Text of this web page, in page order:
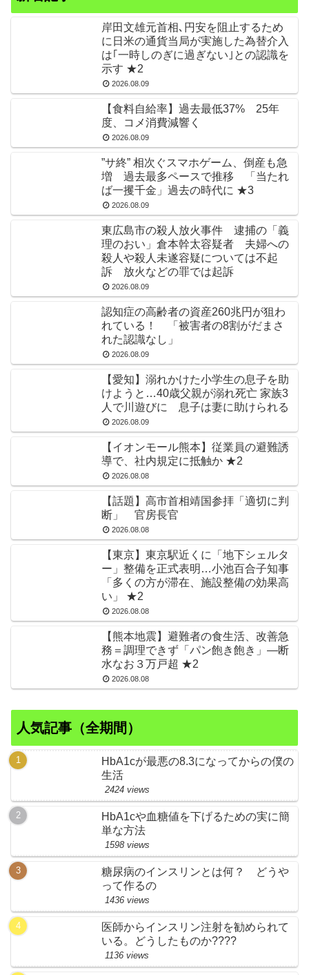
岸田文雄元首相､円安を阻止するため
に日米の通貨当局が実施した為替介入
は｢一時しのぎに過ぎない｣との認識を
示す ★2
2026.08.09
【食料自給率】過去最低37% 25年
度、コメ消費減響く
2026.08.09
”サ終” 相次ぐスマホゲーム、倒産も急
増 過去最多ペースで推移 「当たれ
ば一攫千金」過去の時代に ★3
2026.08.09
東広島市の殺人放火事件 逮捕の「義
理のおい」倉本幹太容疑者 夫婦への
殺人や殺人未遂容疑については不起
訴 放火などの罪では起訴
2026.08.09
認知症の高齢者の資産260兆円が狙わ
れている！ 「被害者の8割がだまさ
れた認識なし」
2026.08.09
【愛知】溺れかけた小学生の息子を助
けようと…40歳父親が溺れ死亡 家族3
人で川遊びに 息子は妻に助けられる
2026.08.09
【イオンモール熊本】従業員の避難誘
導で、社内規定に抵触か ★2
2026.08.08
【話題】高市首相靖国参拝「適切に判
断」 官房長官
2026.08.08
【東京】東京駅近くに「地下シェルタ
ー」整備を正式表明…小池百合子知事
「多くの方が滞在、施設整備の効果高
い」 ★2
2026.08.08
【熊本地震】避難者の食生活、改善急
務＝調理できず「パン飽き飽き」―断
水なお３万戸超 ★2
2026.08.08
人気記事（全期間）
HbA1cが最悪の8.3になってからの僕の
生活
2424 views
HbA1cや血糖値を下げるための実に簡
単な方法
1598 views
糖尿病のインスリンとは何？ どうや
って作るの
1436 views
医師からインスリン注射を勧められて
いる。どうしたものか????
1136 views